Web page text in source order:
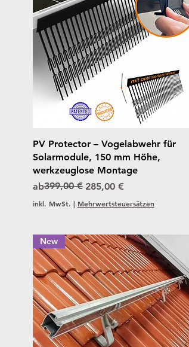
Schnellansicht
PV Protector – Vogelabwehr für
Solarmodule, 150 mm Höhe,
werkzeuglose Montage
ab
Standardpreis
399,00 € 285,00 €
Sale-Preis
inkl. MwSt. | Mehrwertsteuersätzen
New